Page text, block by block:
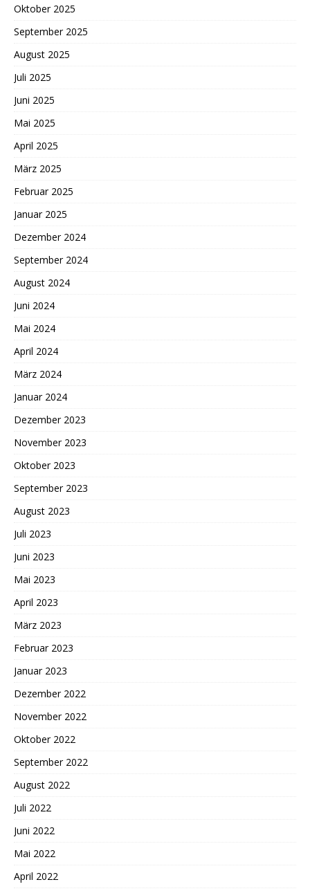
Oktober 2025
September 2025
August 2025
Juli 2025
Juni 2025
Mai 2025
April 2025
März 2025
Februar 2025
Januar 2025
Dezember 2024
September 2024
August 2024
Juni 2024
Mai 2024
April 2024
März 2024
Januar 2024
Dezember 2023
November 2023
Oktober 2023
September 2023
August 2023
Juli 2023
Juni 2023
Mai 2023
April 2023
März 2023
Februar 2023
Januar 2023
Dezember 2022
November 2022
Oktober 2022
September 2022
August 2022
Juli 2022
Juni 2022
Mai 2022
April 2022